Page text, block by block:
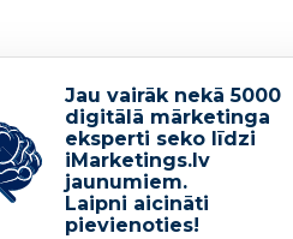
Jau vairāk nekā 5000
digitālā mārketinga
eksperti seko līdzi
iMarketings.lv
jaunumiem.
Laipni aicināti
pievienoties!